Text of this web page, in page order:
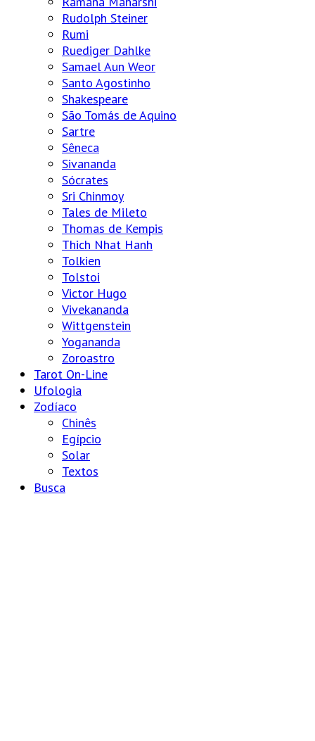
Rudolph Steiner
Rumi
Ruediger Dahlke
Samael Aun Weor
Santo Agostinho
Shakespeare
São Tomás de Aquino
Sartre
Sêneca
Sivananda
Sócrates
Sri Chinmoy
Tales de Mileto
Thomas de Kempis
Thich Nhat Hanh
Tolkien
Tolstoi
Victor Hugo
Vivekananda
Wittgenstein
Yogananda
Zoroastro
Tarot On-Line
Ufologia
Zodíaco
Chinês
Egípcio
Solar
Textos
Busca